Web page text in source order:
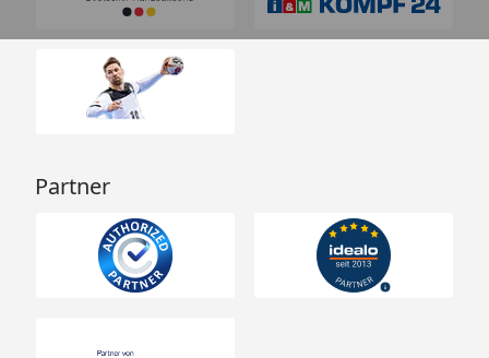
Partner